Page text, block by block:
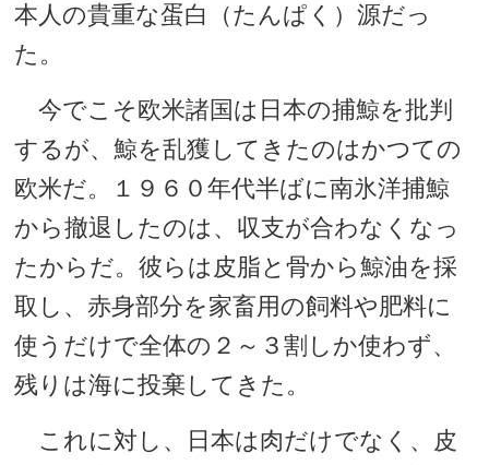
本人の貴重な蛋白（たんぱく）源だっ
た。
今でこそ欧米諸国は日本の捕鯨を批判
するが、鯨を乱獲してきたのはかつての
欧米だ。１９６０年代半ばに南氷洋捕鯨
から撤退したのは、収支が合わなくなっ
たからだ。彼らは皮脂と骨から鯨油を採
取し、赤身部分を家畜用の飼料や肥料に
使うだけで全体の２～３割しか使わず、
残りは海に投棄してきた。
これに対し、日本は肉だけでなく、皮